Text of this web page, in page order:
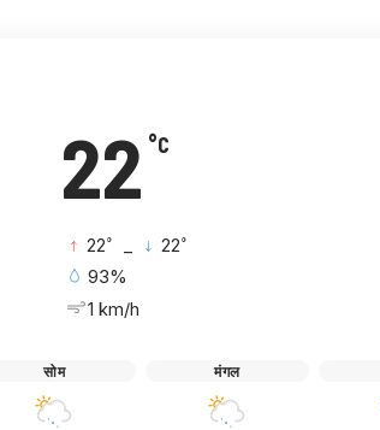
22 °C
22° 22°
93%
1 km/h
सोम मंगल